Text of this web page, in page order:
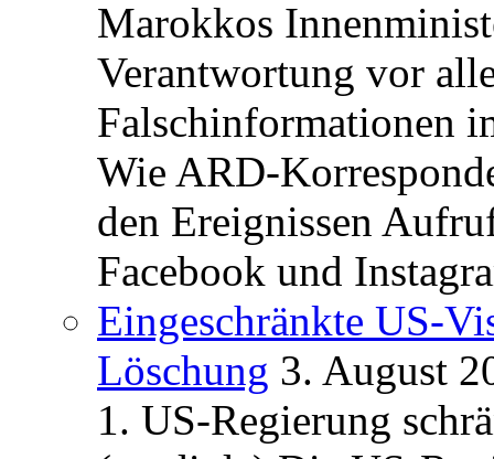
Marokkos
Verantwortung vor
Falschinformationen
Wie ARD-
den Ereignissen
Facebook und
Eingeschränkte US-
Löschung 3. August
1. US-Regierung